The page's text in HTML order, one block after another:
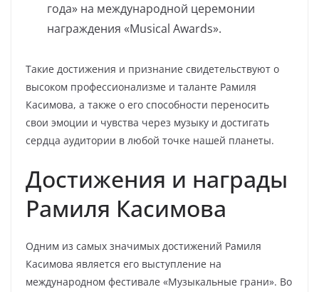
года» на международной церемонии
награждения «Musical Awards».
Такие достижения и признание свидетельствуют о
высоком профессионализме и таланте Рамиля
Касимова, а также о его способности переносить
свои эмоции и чувства через музыку и достигать
сердца аудитории в любой точке нашей планеты.
Достижения и награды
Рамиля Касимова
Одним из самых значимых достижений Рамиля
Касимова является его выступление на
международном фестивале «Музыкальные грани». Во